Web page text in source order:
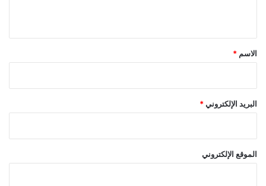
*
الاسم *
البريد الإلكتروني*
الموقع الإلكتروني